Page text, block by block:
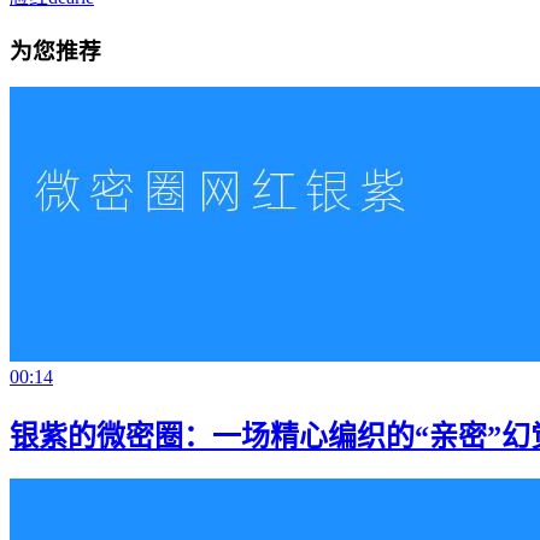
为您推荐
00:14
银紫的微密圈：一场精心编织的“亲密”幻